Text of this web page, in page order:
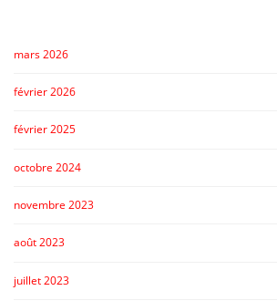
mars 2026
février 2026
février 2025
octobre 2024
novembre 2023
août 2023
juillet 2023